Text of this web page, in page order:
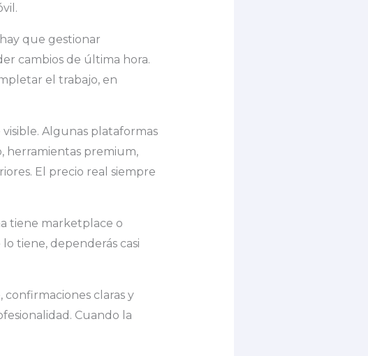
que gestionar
cambios de última hora.
el trabajo, en
Algunas plataformas
herramientas premium,
El precio real siempre
tiene marketplace o
tiene, dependerás casi
confirmaciones claras y
Cuando la